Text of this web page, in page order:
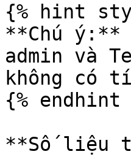
{% hint
**Chú ý:**
admin và
không có
{% endhint
**Số liệu